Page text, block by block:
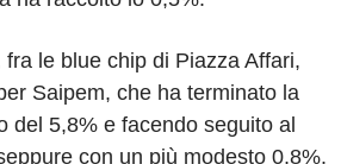
le blue chip di Piazza Affari,
Saipem, che ha terminato la
del 5,8% e facendo seguito al
con un più modesto 0,8%.